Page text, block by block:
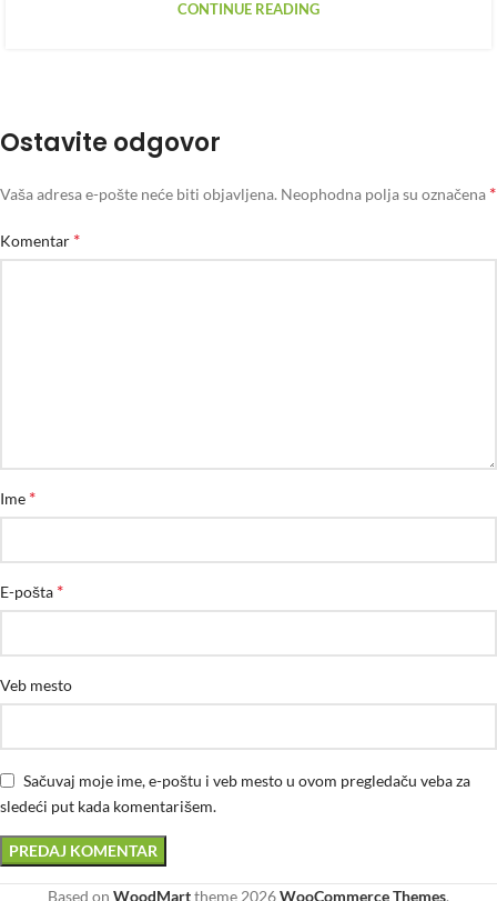
CONTINUE READING
Ostavite odgovor
Vaša adresa e-pošte neće biti objavljena. Neophodna polja su označena *
Komentar *
Ime *
E-pošta *
Veb mesto
Sačuvaj moje ime, e-poštu i veb mesto u ovom pregledaču veba za
sledeći put kada komentarišem.
Based on WoodMarttheme 2026WooCommerce Themes.